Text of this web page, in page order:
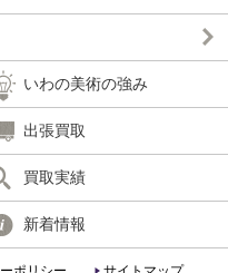
いわの美術の強み
出張買取
買取実績
新着情報